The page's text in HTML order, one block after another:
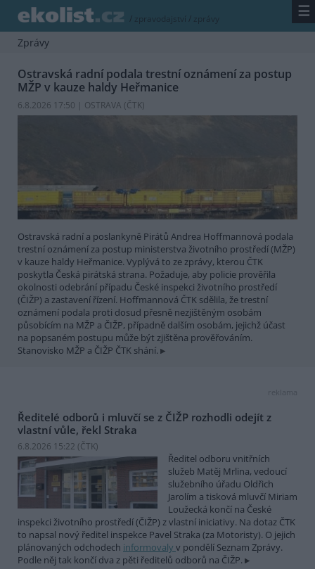
/ zpravodajství / zprávy ☰
Zprávy
Ostravská radní podala trestní oznámení za postup
MŽP v kauze haldy Heřmanice
6.8.2026 17:50 | OSTRAVA (ČTK)
Ostravská radní a poslankyně Pirátů Andrea Hoffmannová podala
trestní oznámení za postup ministerstva životního prostředí (MŽP)
v kauze haldy Heřmanice. Vyplývá to ze zprávy, kterou ČTK
poskytla Česká pirátská strana. Požaduje, aby policie prověřila
okolnosti odebrání případu České inspekci životního prostředí
(ČIŽP) a zastavení řízení. Hoffmannová ČTK sdělila, že trestní
oznámení podala proti dosud přesně nezjištěným osobám
působícím na MŽP a ČIŽP, případně dalším osobám, jejichž účast
na popsaném postupu může být zjištěna prověřováním.
Stanovisko MŽP a ČIŽP ČTK shání.
reklama
Ředitelé odborů i mluvčí se z ČIŽP rozhodli odejít z
vlastní vůle, řekl Straka
6.8.2026 15:22 (ČTK)
Ředitel odboru vnitřních
služeb Matěj Mrlina, vedoucí
služebního úřadu Oldřich
Jarolím a tisková mluvčí Miriam
Loužecká končí na České
inspekci životního prostředí (ČIŽP) z vlastní iniciativy. Na dotaz ČTK
to napsal nový ředitel inspekce Pavel Straka (za Motoristy). O jejich
plánovaných odchodech informovaly v pondělí Seznam Zprávy.
Podle něj tak končí dva z pěti ředitelů odborů na ČIŽP.